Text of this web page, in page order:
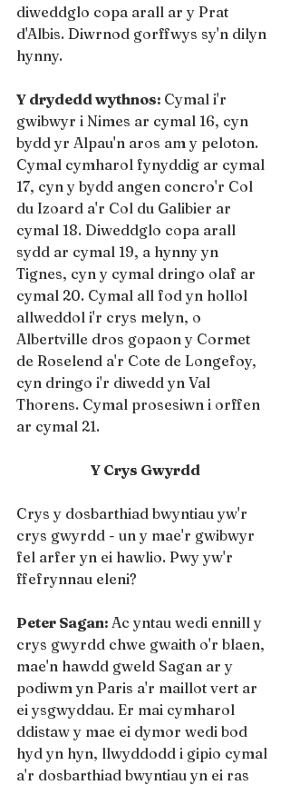
diweddglo copa arall ar y Prat
d'Albis. Diwrnod gorffwys sy'n dilyn
hynny.
Y drydedd wythnos: Cymal i'r
gwibwyr i Nimes ar cymal 16, cyn
bydd yr Alpau'n aros am y peloton.
Cymal cymharol fynyddig ar cymal
17, cyn y bydd angen concro'r Col
du Izoard a'r Col du Galibier ar
cymal 18. Diweddglo copa arall
sydd ar cymal 19, a hynny yn
Tignes, cyn y cymal dringo olaf ar
cymal 20. Cymal all fod yn hollol
allweddol i'r crys melyn, o
Albertville dros gopaon y Cormet
de Roselend a'r Cote de Longefoy,
cyn dringo i'r diwedd yn Val
Thorens. Cymal prosesiwn i orffen
ar cymal 21.
Y Crys Gwyrdd
Crys y dosbarthiad bwyntiau yw'r
crys gwyrdd - un y mae'r gwibwyr
fel arfer yn ei hawlio. Pwy yw'r
ffefrynnau eleni?
Peter Sagan: Ac yntau wedi ennill y
crys gwyrdd chwe gwaith o'r blaen,
mae'n hawdd gweld Sagan ar y
podiwm yn Paris a'r maillot vert ar
ei ysgwyddau. Er mai cymharol
ddistaw y mae ei dymor wedi bod
hyd yn hyn, llwyddodd i gipio cymal
a'r dosbarthiad bwyntiau yn ei ras